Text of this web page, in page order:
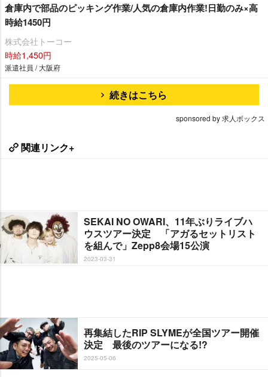
倉庫内で部品のピッキング作業/人気の倉庫内作業!日勤のみ×高
時給1450円
株式会社トーコー
時給1,450円
派遣社員 / 大阪府
続きはこちら
sponsored by 求人ボックス
関連リンク+
SEKAI NO OWARI、11年ぶりライブハ
ウスツアー決定 「アガるセットリスト
を組んで」Zepp8会場15公演
2023-03-31
再集結したRIP SLYMEが全国ツアー開催
決定 最後のツアーになる!?
2025-05-06